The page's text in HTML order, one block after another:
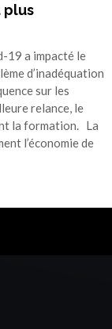
plus
19 a impacté le
d’inadéquation
sur les
relance, le
la formation. La
l’économie de